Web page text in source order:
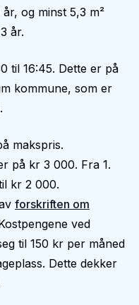
og minst 5,3 m²
år.
til 16:45. Dette er på
kommune, som er
makspris.
på kr 3 000. Fra 1.
kr 2 000.
forskriften om
ved
til 150 kr per måned
Dette dekker